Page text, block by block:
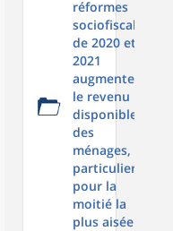
réformes
sociofiscales
de 2020 et
2021
augmentent
le revenu
disponible
des
ménages, en
particulier
pour la
moitié la
plus aisée